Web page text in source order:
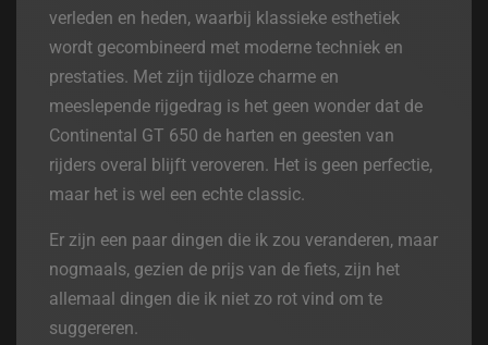
verleden en heden, waarbij klassieke esthetiek
wordt gecombineerd met moderne techniek en
prestaties. Met zijn tijdloze charme en
meeslepende rijgedrag is het geen wonder dat de
Continental GT 650 de harten en geesten van
rijders overal blijft veroveren. Het is geen perfectie,
maar het is wel een echte classic.
Er zijn een paar dingen die ik zou veranderen, maar
nogmaals, gezien de prijs van de fiets, zijn het
allemaal dingen die ik niet zo rot vind om te
suggereren.